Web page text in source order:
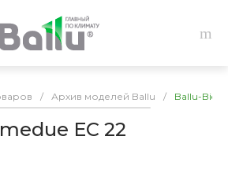
/ Архив моделей Ballu / Ballu-
EC 22